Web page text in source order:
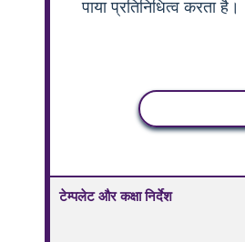
पाया प्रतिनिधित्व करता है।
टेम्पलेट और कक्षा निर्देश